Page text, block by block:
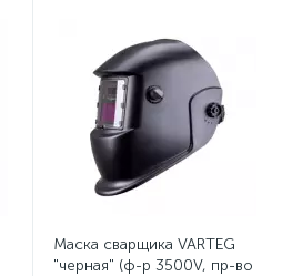
Маска сварщика VARTEG
"черная" (ф-р 3500V, пр-во